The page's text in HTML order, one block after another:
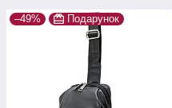
–49% Подарунок